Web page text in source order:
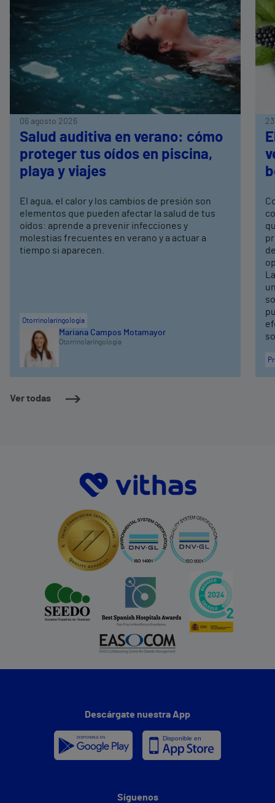
Ver todas
06 agosto 2026
Salud auditiva en verano: cómo
proteger tus oídos en piscina,
playa y viajes
El agua, el calor y los cambios de presión son
elementos que pueden afectar la salud de tus
oídos: aprende a prevenir infecciones y
molestias frecuentes en verano y a actuar a
tiempo si aparecen.
Otorrinolaringología
Mariana Campos Motamayor
Otorrinolaringología
Descárgate nuestra App
Síguenos